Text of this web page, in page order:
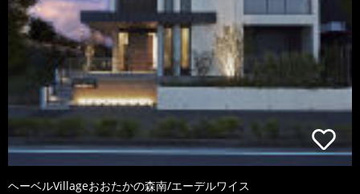
ヘーベルVillageおおたかの森南/エーデルワイス